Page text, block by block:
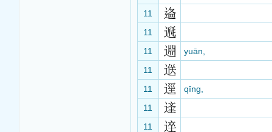
11
11
11
yuān,
11
11
qīng,
11
11